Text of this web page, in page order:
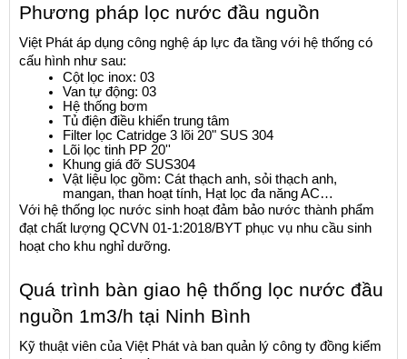
Phương pháp lọc nước đầu nguồn
Việt Phát áp dụng công nghệ áp lực đa tầng với hệ thống có
cấu hình như sau:
Cột lọc inox: 03
Van tự động: 03
Hệ thống bơm
Tủ điện điều khiển trung tâm
Filter lọc Catridge 3 lõi 20" SUS 304
Lõi lọc tinh PP 20''
Khung giá đỡ SUS304
Vật liệu lọc gồm: Cát thạch anh, sỏi thạch anh,
mangan, than hoạt tính, Hạt lọc đa năng AC…
Với hệ thống lọc nước sinh hoạt đảm bảo nước thành phẩm
đạt chất lượng QCVN 01-1:2018/BYT phục vụ nhu cầu sinh
hoạt cho khu nghỉ dưỡng.
Quá trình bàn giao hệ thống lọc nước đầu
nguồn 1m3/h tại Ninh Bình
Kỹ thuật viên của Việt Phát và ban quản lý công ty đồng kiểm